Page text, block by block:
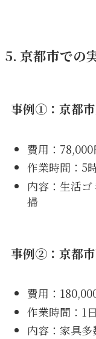
5. 京都市での
事例①：京都
費用：78,000
作業時間：5
内容：生活
掃
事例②：京都
費用：
作業時間：1日
内容：家具